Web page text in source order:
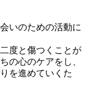
いのための活動に
度と傷つくことが
の心のケアをし、
を進めていくた